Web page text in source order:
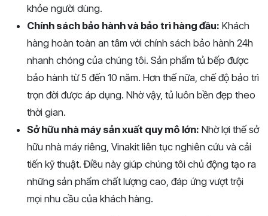
khỏe người dùng.
Chính sách bảo hành và bảo trì hàng đầu: Khách
hàng hoàn toàn an tâm với chính sách bảo hành 24h
nhanh chóng của chúng tôi. Sản phẩm tủ bếp được
bảo hành từ 5 đến 10 năm. Hơn thế nữa, chế độ bảo trì
trọn đời được áp dụng. Nhờ vậy, tủ luôn bền đẹp theo
thời gian.
Sở hữu nhà máy sản xuất quy mô lớn: Nhờ lợi thế sở
hữu nhà máy riêng, Vinakit liên tục nghiên cứu và cải
tiến kỹ thuật. Điều này giúp chúng tôi chủ động tạo ra
những sản phẩm chất lượng cao, đáp ứng vượt trội
mọi nhu cầu của khách hàng.